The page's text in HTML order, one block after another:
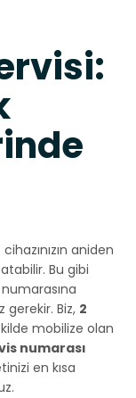
aniden
Bu gibi
numarasına
gerekir. Biz, 2
mobilize olan
numarası
en kısa